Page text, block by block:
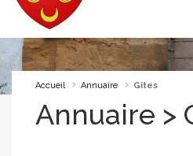
Accueil Annuaire Gîtes
Annuaire >